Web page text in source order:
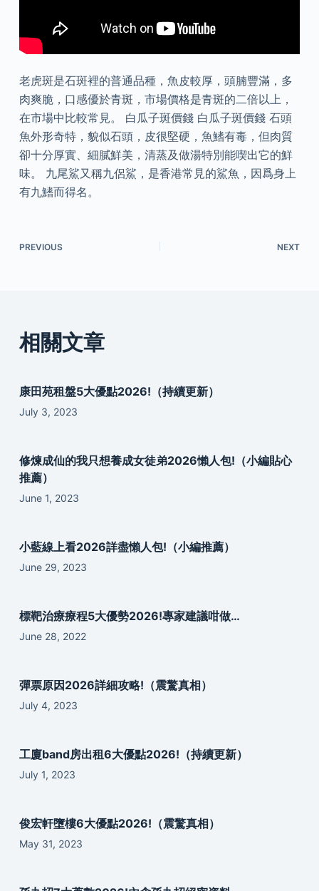
老虎斑是石斑裡的普通品種，魚皮較厚，頭腩豐滿，多
肉爽脆，口感優於青斑，市場價格是青斑的二倍以上，
在市場中比較常見。 白瓜子斑價錢 白瓜子斑價錢 石頭
魚外形奇特，貌似石頭，皮很堅硬，魚鰭有毒，但肉質
卻十分厚實、細膩鮮美，清蒸及做湯特別能喫出它的鮮
味。 九尾鯊又稱九侶鯊，是香港常見的鯊魚，因爲身上
有九鰭而得名。
PREVIOUS NEXT
相關文章
康田苑租盤5大優點2026!（持續更新）
July 3, 2023
修煉成仙的我只想養成女徒弟2026懶人包!（小編貼心
推薦）
June 1, 2023
小藍線上看2026詳盡懶人包!（小編推薦）
June 29, 2023
標靶治療療程5大優勢2026!專家建議咁做…
June 28, 2022
彈票原因2026詳細攻略!（震驚真相）
July 4, 2023
工廈band房出租6大優點2026!（持續更新）
July 1, 2023
俊宏軒墮樓6大優點2026!（震驚真相）
May 31, 2023